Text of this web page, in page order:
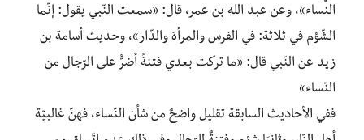
النِّساء»، وعن عبد الله بن عمر، قال: «سمعت النّبي يقول: إنّما
الشّؤم في ثلاثة: في الفرس والمرأة والدّار»، وحديث أسامة بن
زيد عن النّبي قال: «ما تركت بعدي فتنةً أضرُّ على الرّجال من
النّساء»
ففي الأحاديث السابقة تقليل واضحٌ من شأن النّساء، فهنّ غالبيّة